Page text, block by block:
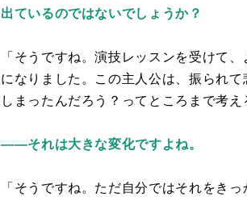
出ているのではないでしょうか？
「そうですね。演技レッスンを受けて
になりました。この主人公は、振られ
しまったんだろう？ってところまで考え
――それは大きな変化ですよね。
「そうですね。ただ自分ではそれをき